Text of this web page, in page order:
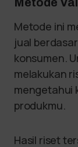
Metode
Metode ini
jual
konsumen.
melakukan
mengetahui
produkmu.
Hasil riset